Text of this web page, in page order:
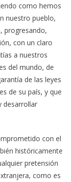
como hemos
nuestro pueblo,
progresando,
con un claro
a nuestros
del mundo, de
de las leyes
de su país, y que
desarrollar
con el
históricamente
pretensión
como es